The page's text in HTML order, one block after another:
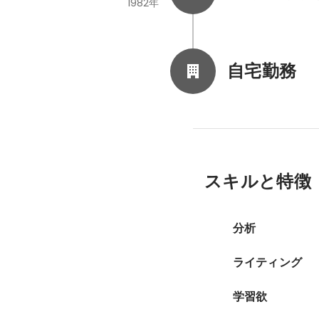
1982年
自宅勤務
スキルと特徴
分析
ライティング
学習欲